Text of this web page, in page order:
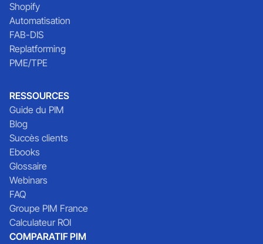
Shopify
Automatisation
FAB-DIS
Replatforming
PME/TPE
RESSOURCES
Guide du PIM
Blog
Succès clients
Ebooks
Glossaire
Webinars
FAQ
Groupe PIM France
Calculateur ROI
COMPARATIF PIM